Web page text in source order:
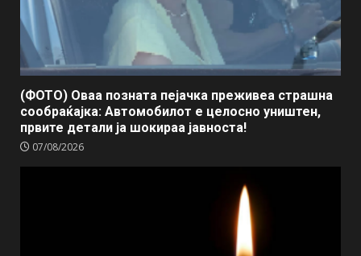
(ФОТО) Оваа позната пејачка преживеа страшна
сообраќајка: Автомобилот е целосно уништен,
првите детали ја шокираа јавноста!
07/08/2026